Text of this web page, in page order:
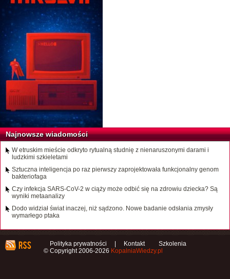
Najnowsze wiadomości
W etruskim mieście odkryto rytualną studnię z nienaruszonymi darami i
ludzkimi szkieletami
Sztuczna inteligencja po raz pierwszy zaprojektowała funkcjonalny genom
bakteriofaga
Czy infekcja SARS-CoV-2 w ciąży może odbić się na zdrowiu dziecka? Są
wyniki metaanalizy
Dodo widział świat inaczej, niż sądzono. Nowe badanie odsłania zmysły
wymarłego ptaka
Polityka prywatności | Kontakt
Szkolenia
© Copyright 2006-2026 KopalniaWiedzy.pl